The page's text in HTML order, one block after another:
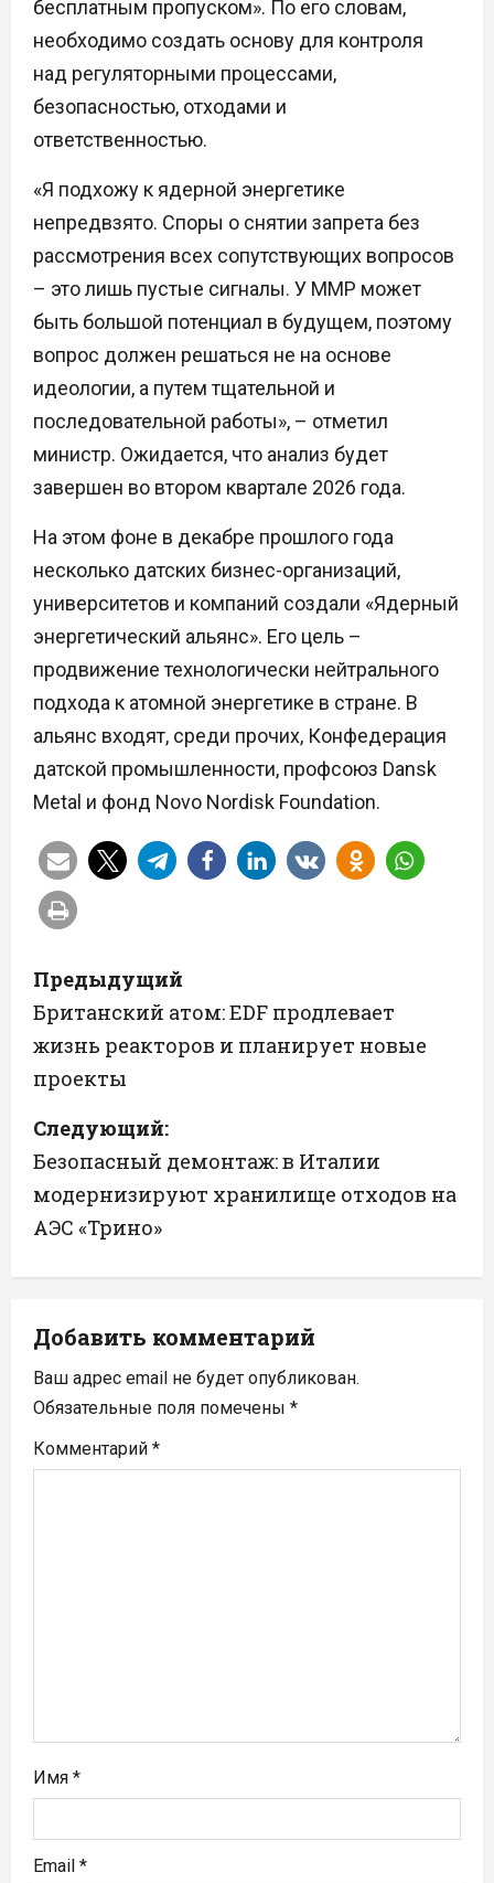
бесплатным пропуском». По его словам,
необходимо создать основу для контроля
над регуляторными процессами,
безопасностью, отходами и
ответственностью.
«Я подхожу к ядерной энергетике
непредвзято. Споры о снятии запрета без
рассмотрения всех сопутствующих вопросов
– это лишь пустые сигналы. У ММР может
быть большой потенциал в будущем, поэтому
вопрос должен решаться не на основе
идеологии, а путем тщательной и
последовательной работы», – отметил
министр. Ожидается, что анализ будет
завершен во втором квартале 2026 года.
На этом фоне в декабре прошлого года
несколько датских бизнес-организаций,
университетов и компаний создали «Ядерный
энергетический альянс». Его цель –
продвижение технологически нейтрального
подхода к атомной энергетике в стране. В
альянс входят, среди прочих, Конфедерация
датской промышленности, профсоюз Dansk
Metal и фонд Novo Nordisk Foundation.
Н
а
в
г
а
ц
и
я
п
о
з
м
Предыдущий
Британский атом: EDF продлевает
жизнь реакторов и планирует новые
проекты
Следующий:
Безопасный демонтаж: в Италии
модернизируют хранилище отходов на
АЭС «Трино»
Добавить комментарий
Ваш адрес email не будет опубликован.
Обязательные поля помечены *
Комментарий *
Имя *
Email *